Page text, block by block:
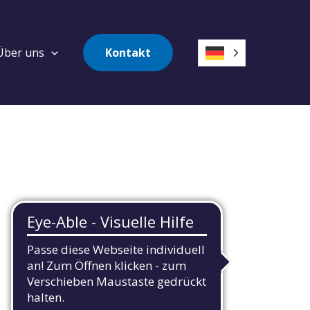
uns Kontakt